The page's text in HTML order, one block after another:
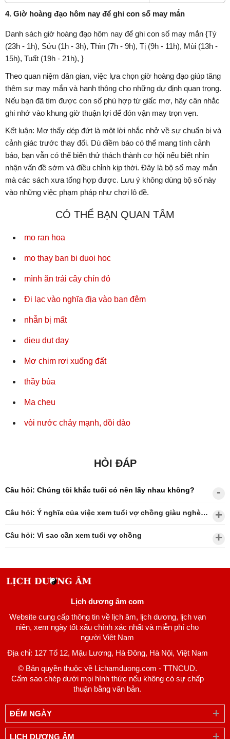
4. Giờ hoàng đạo hôm nay để ghi con số may mắn
Danh sách giờ hoàng đạo hôm nay để ghi con số may mắn {Tý
(23h - 1h), Sửu (1h - 3h), Thìn (7h - 9h), Tị (9h - 11h), Mùi (13h -
15h), Tuất (19h - 21h), }
Theo quan niệm dân gian, việc lựa chọn giờ hoàng đạo giúp tăng
thêm sự may mắn và hanh thông cho những dự định quan trọng.
Nếu bạn đã tìm được con số phù hợp từ giấc mơ, hãy cân nhắc
ghi nhớ vào khung giờ thuận lợi để đón vận may trọn vẹn.
Kết luận: Mơ thấy dép đứt là một lời nhắc nhở về sự chuẩn bị và
cảnh giác trước thay đổi. Dù điềm báo có thể mang tính cảnh
báo, bạn vẫn có thể biến thử thách thành cơ hội nếu biết nhìn
nhận vấn đề sớm và điều chỉnh kịp thời. Đây là bộ số may mắn
mà các sách xưa tổng hợp được. Lưu ý không dùng bộ số này
vào những việc phạm pháp như chơi lô đề.
CÓ THỂ BẠN QUAN TÂM
mo ran hoa
mo thay ban bi duoi hoc
mình ăn trái cây chín đỏ
Đi lạc vào nghĩa địa vào ban đêm
nhẫn bị mất
dieu dut day
Mơ chim rơi xuống đất
thầy bùa
Ma cheu
vòi nước chảy mạnh, dồi dào
HỎI ĐÁP
Câu hỏi: Chúng tôi khắc tuổi có nên lấy nhau không?
Câu hỏi: Ý nghĩa của việc xem tuổi vợ chồng giàu nghèo?
Câu hỏi: Vì sao cần xem tuổi vợ chồng
Lịch dương âm com
Website cung cấp thông tin về lịch âm, lịch dương, lịch vạn
niên, xem ngày tốt xấu chính xác nhất và miễn phí cho
người Việt Nam
Địa chỉ: 127 Tổ 12, Mậu Lương, Hà Đông, Hà Nội, Việt Nam
© Bản quyền thuộc về Lichamduong.com - TTNCUD.
Cấm sao chép dưới mọi hình thức nếu không có sự chấp
thuận bằng văn bản.
ĐẾM NGÀY
LỊCH DƯƠNG ÂM